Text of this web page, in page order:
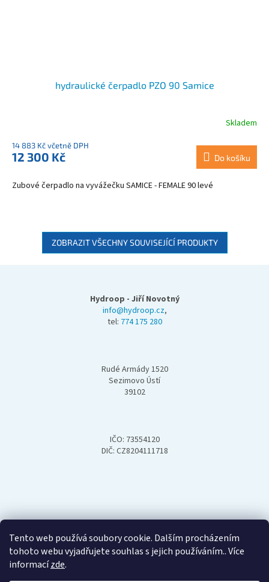
Tento web používá soubory cookie. Dalším procházením
tohoto webu vyjadřujete souhlas s jejich používáním.. Více
informacízde.
hydraulické čerpadlo PZO 90 Samice
Skladem
14 883 Kč včetně DPH
12 300 Kč Do košíku
Zubové čerpadlo na vyvážečku SAMICE - FEMALE 90 levé
ZOBRAZIT VŠECHNY SOUVISEJÍCÍ PRODUKTY
Hydroop - Jiří Novotný
info@hydroop.cz,
tel: 774 175 280
Rudé Armády 1520
Sezimovo Ústí
39102
IČO: 73554120
DIČ: CZ8204111718